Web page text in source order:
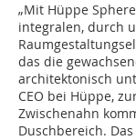
„Mit Hüppe
integralen, durch
das die
architektonisch
CEO bei Hüppe,
Zwischenahn
Duschbereich.